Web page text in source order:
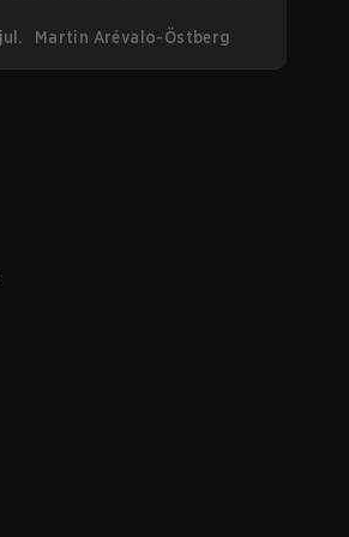
roster de CS2. Con su roster
revelado, Canadian Armed
Martin Arévalo-Östberg